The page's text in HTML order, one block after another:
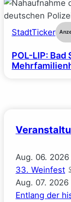
StadtTicker
POL-LIP:
Aug. 06. 2026
33. Weinfest
Aug. 07. 2026
Entlang der